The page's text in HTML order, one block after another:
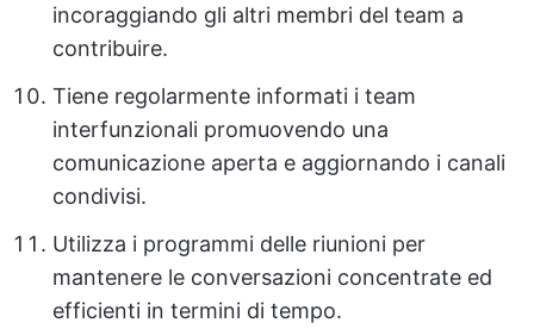
incoraggiando gli altri membri del team a
contribuire.
Tiene regolarmente informati i team
interfunzionali promuovendo una
comunicazione aperta e aggiornando i canali
condivisi.
Utilizza i programmi delle riunioni per
mantenere le conversazioni concentrate ed
efficienti in termini di tempo.